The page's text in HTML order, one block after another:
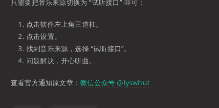
只需要把音乐来源切换为 “试听接口” 即可：
点击软件左上角三道杠。
点击设置。
找到音乐来源，选择 “试听接口”。
问题解决，开心听曲。
查看官方通知原文章：微信公众号 @lyswhut